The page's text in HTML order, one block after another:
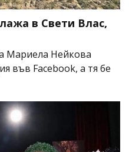
в Свети Влас,
Мариела Нейкова
във Facebook, а тя бе